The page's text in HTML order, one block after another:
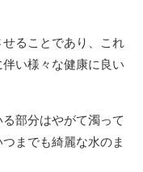
ることであり、これ
い様々な健康に良い
部分はやがて濁って
までも綺麗な水のま